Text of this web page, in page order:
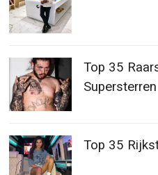
Top 35
Supersterren
Top 35